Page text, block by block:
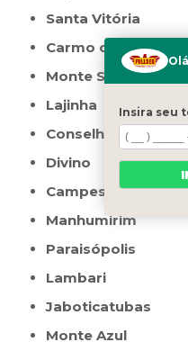
Santa Vitória
Carmo do Rio Claro
Monte Santo de
Lajinha
Conselheiro Pena
Divino
Campestre
Manhumirim
Paraisópolis
Lambari
Jaboticatubas
Monte Azul
Insira seu